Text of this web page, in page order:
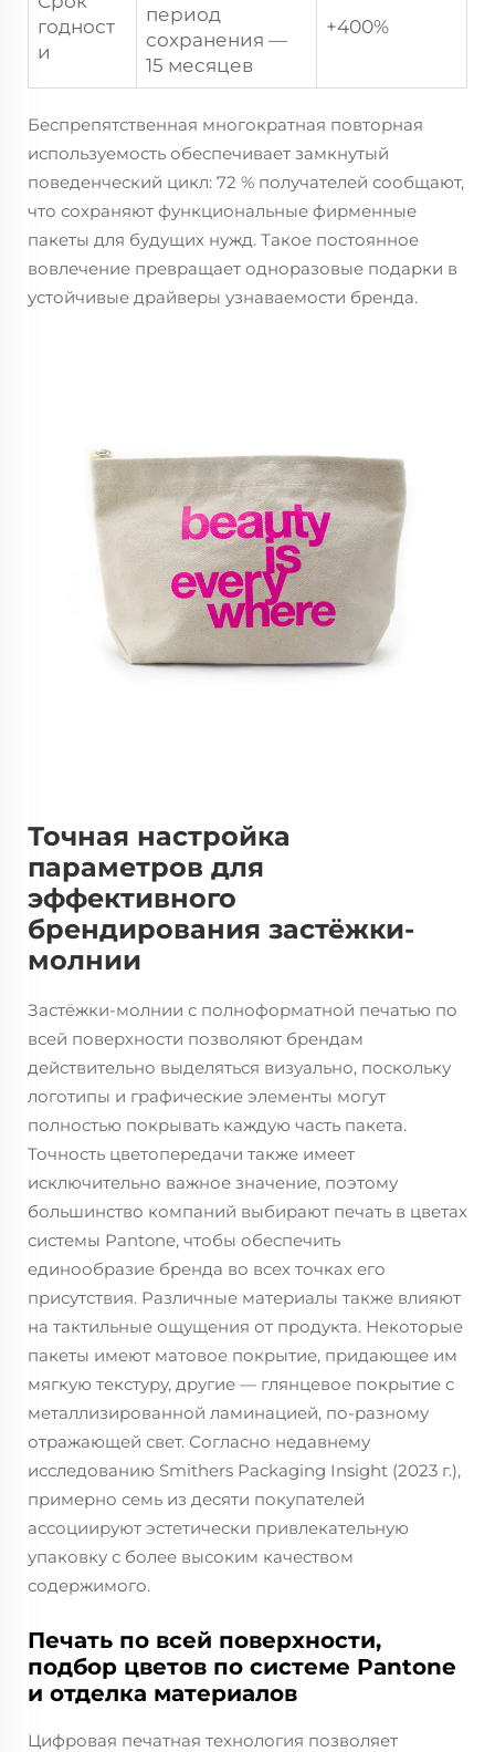
годност
и
период
сохранения —
15 месяцев
+400%
Беспрепятственная многократная повторная
используемость обеспечивает замкнутый
поведенческий цикл: 72 % получателей сообщают,
что сохраняют функциональные фирменные
пакеты для будущих нужд. Такое постоянное
вовлечение превращает одноразовые подарки в
устойчивые драйверы узнаваемости бренда.
Точная настройка
параметров для
эффективного
брендирования застёжки-
молнии
Застёжки-молнии с полноформатной печатью по
всей поверхности позволяют брендам
действительно выделяться визуально, поскольку
логотипы и графические элементы могут
полностью покрывать каждую часть пакета.
Точность цветопередачи также имеет
исключительно важное значение, поэтому
большинство компаний выбирают печать в цветах
системы Pantone, чтобы обеспечить
единообразие бренда во всех точках его
присутствия. Различные материалы также влияют
на тактильные ощущения от продукта. Некоторые
пакеты имеют матовое покрытие, придающее им
мягкую текстуру, другие — глянцевое покрытие с
металлизированной ламинацией, по-разному
отражающей свет. Согласно недавнему
исследованию Smithers Packaging Insight (2023 г.),
примерно семь из десяти покупателей
ассоциируют эстетически привлекательную
упаковку с более высоким качеством
содержимого.
Печать по всей поверхности,
подбор цветов по системе Pantone
и отделка материалов
Цифровая печатная технология позволяет